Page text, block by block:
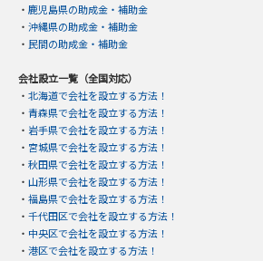
・ 鹿児島県の助成金・補助金
・ 沖縄県の助成金・補助金
・ 民間の助成金・補助金
会社設立一覧（全国対応）
・ 北海道で会社を設立する方法！
・ 青森県で会社を設立する方法！
・ 岩手県で会社を設立する方法！
・ 宮城県で会社を設立する方法！
・ 秋田県で会社を設立する方法！
・ 山形県で会社を設立する方法！
・ 福島県で会社を設立する方法！
・ 千代田区で会社を設立する方法！
・ 中央区で会社を設立する方法！
・ 港区で会社を設立する方法！